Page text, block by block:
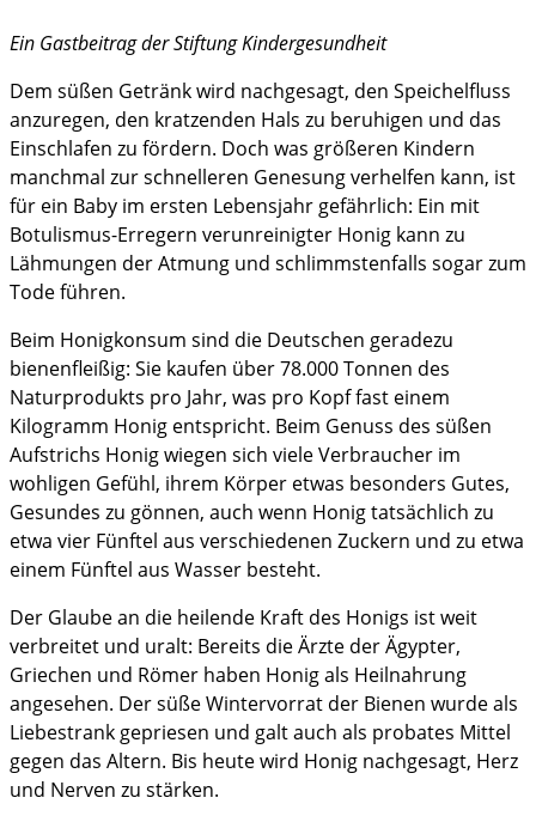
Ein Gastbeitrag der Stiftung Kindergesundheit
Dem süßen Getränk wird nachgesagt, den Speichelfluss
anzuregen, den kratzenden Hals zu beruhigen und das
Einschlafen zu fördern. Doch was größeren Kindern
manchmal zur schnelleren Genesung verhelfen kann, ist
für ein Baby im ersten Lebensjahr gefährlich: Ein mit
Botulismus-Erregern verunreinigter Honig kann zu
Lähmungen der Atmung und schlimmstenfalls sogar zum
Tode führen.
Beim Honigkonsum sind die Deutschen geradezu
bienenfleißig: Sie kaufen über 78.000 Tonnen des
Naturprodukts pro Jahr, was pro Kopf fast einem
Kilogramm Honig entspricht. Beim Genuss des süßen
Aufstrichs Honig wiegen sich viele Verbraucher im
wohligen Gefühl, ihrem Körper etwas besonders Gutes,
Gesundes zu gönnen, auch wenn Honig tatsächlich zu
etwa vier Fünftel aus verschiedenen Zuckern und zu etwa
einem Fünftel aus Wasser besteht.
Der Glaube an die heilende Kraft des Honigs ist weit
verbreitet und uralt: Bereits die Ärzte der Ägypter,
Griechen und Römer haben Honig als Heilnahrung
angesehen. Der süße Wintervorrat der Bienen wurde als
Liebestrank gepriesen und galt auch als probates Mittel
gegen das Altern. Bis heute wird Honig nachgesagt, Herz
und Nerven zu stärken.